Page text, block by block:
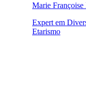
Marie
Expert em
Etarismo